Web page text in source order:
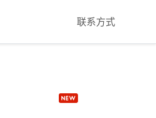
联系方式